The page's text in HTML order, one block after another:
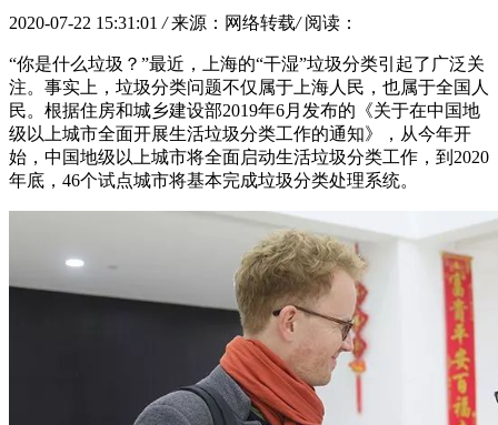
2020-07-22 15:31:01 / 来源：网络转载/ 阅读：
“你是什么垃圾？”最近，上海的“干湿”垃圾分类引起了广泛关
注。事实上，垃圾分类问题不仅属于上海人民，也属于全国人
民。根据住房和城乡建设部2019年6月发布的《关于在中国地
级以上城市全面开展生活垃圾分类工作的通知》，从今年开
始，中国地级以上城市将全面启动生活垃圾分类工作，到2020
年底，46个试点城市将基本完成垃圾分类处理系统。